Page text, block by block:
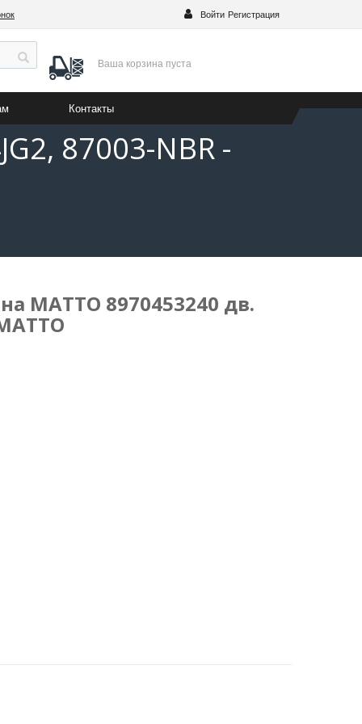
Войти Регистрация
Ваша корзина пуста
Контакты
87003-NBR -
MATTO 8970453240 дв.